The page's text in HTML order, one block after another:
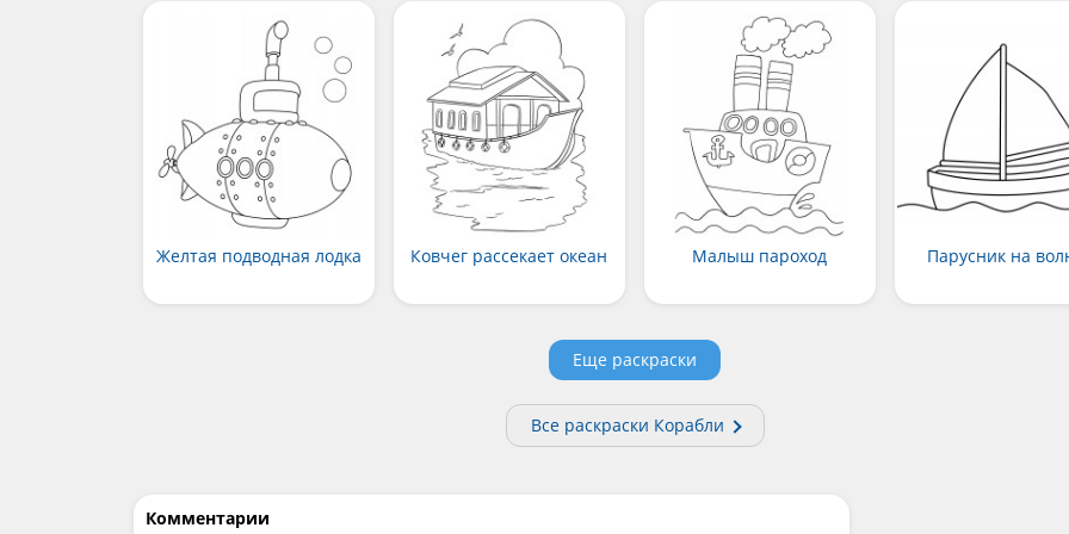
Желтая подводная лодка Ковчег рассекает океан Малыш пароход Парусник на
Еще раскраски
Все раскраски Корабли
Комментарии